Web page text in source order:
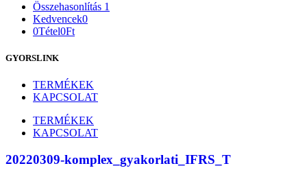
Összehasonlítás 1
Kedvencek0
0Tétel0Ft
GYORSLINK
TERMÉKEK
KAPCSOLAT
TERMÉKEK
KAPCSOLAT
20220309-komplex_gyakorlati_IFRS_T